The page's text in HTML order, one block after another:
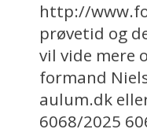
http://
prøvetid og
vil vide mere
formand
aulum.dk
6068/2025